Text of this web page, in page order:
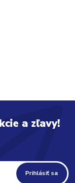
a zľavy!
Prihlásiť sa